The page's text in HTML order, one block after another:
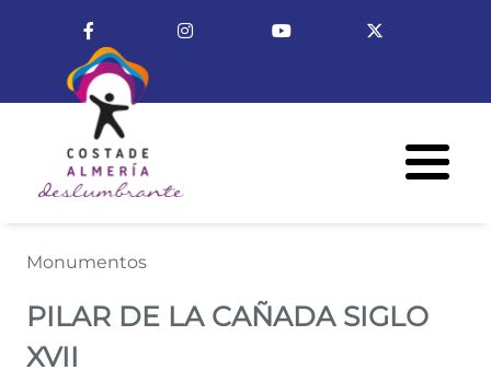
Enlace a FacebookEnlace a InstagramEnlace a Youtube
Monumentos
PILAR DE LA CAÑADA SIGLO
XVII